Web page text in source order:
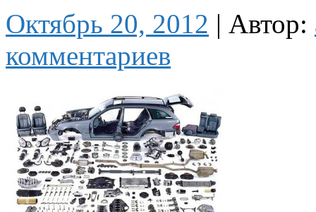
Октябрь 20, 2012 | Автор:
комментариев